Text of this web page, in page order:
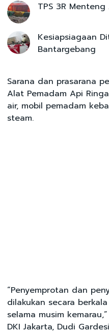
TPS 3R
Kesiapsiagaan
Bantargebang
Sarana dan prasarana
Alat Pemadam Api
air, mobil pemadam
steam.
“Penyemprotan dan
dilakukan secara
selama musim
DKI Jakarta, Dudi